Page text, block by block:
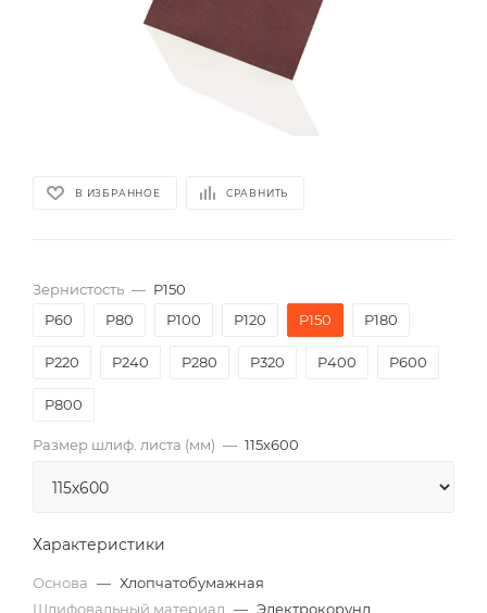
В ИЗБРАННОЕ СРАВНИТЬ
Зернистость — P150
P60
P80 P100 P120 P150 P180
P220 P240 P280 P320 P400 P600
P800
Размер шлиф. листа (мм) — 115х600
Характеристики
Основа — Хлопчатобумажная
Шлифовальный материал — Электрокорунд